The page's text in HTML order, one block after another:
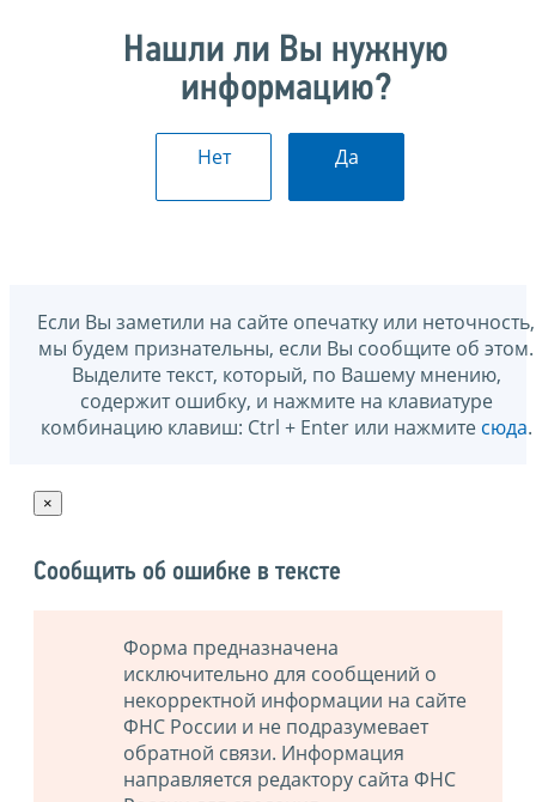
Нашли ли Вы нужную
информацию?
Нет Да
Если Вы заметили на сайте опечатку или неточность,
мы будем признательны, если Вы сообщите об этом.
Выделите текст, который, по Вашему мнению,
содержит ошибку, и нажмите на клавиатуре
комбинацию клавиш: Ctrl + Enter или нажмите сюда.
×
Сообщить об ошибке в тексте
Форма предназначена
исключительно для сообщений о
некорректной информации на сайте
ФНС России и не подразумевает
обратной связи. Информация
направляется редактору сайта ФНС